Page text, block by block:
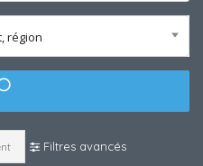
région
Filtres avancés